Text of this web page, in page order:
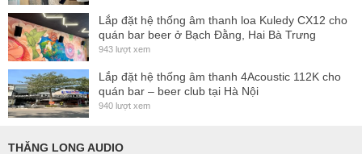
Cấu tạo chắc chắn, độ bền cao
, chống trầy xước và
chịu lực va đập.
Trọng lượng chỉ 17.7 kg
lắp.
Lắp đặt hệ thống âm thanh loa Kuledy CX12 cho
quán bar beer ở Bạch Đằng, Hai Bà Trưng
943 lượt xem
Lắp đặt hệ thống âm thanh 4Acoustic 112K cho
quán bar – beer club tại Hà Nội
940 lượt xem
THĂNG LONG AUDIO